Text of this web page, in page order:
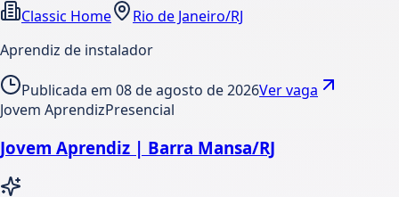
Classic Home
Rio de Janeiro/RJ
Aprendiz de instalador
Publicada em 08 de agosto de 2026Ver vaga
Jovem AprendizPresencial
Jovem Aprendiz | Barra Mansa/RJ